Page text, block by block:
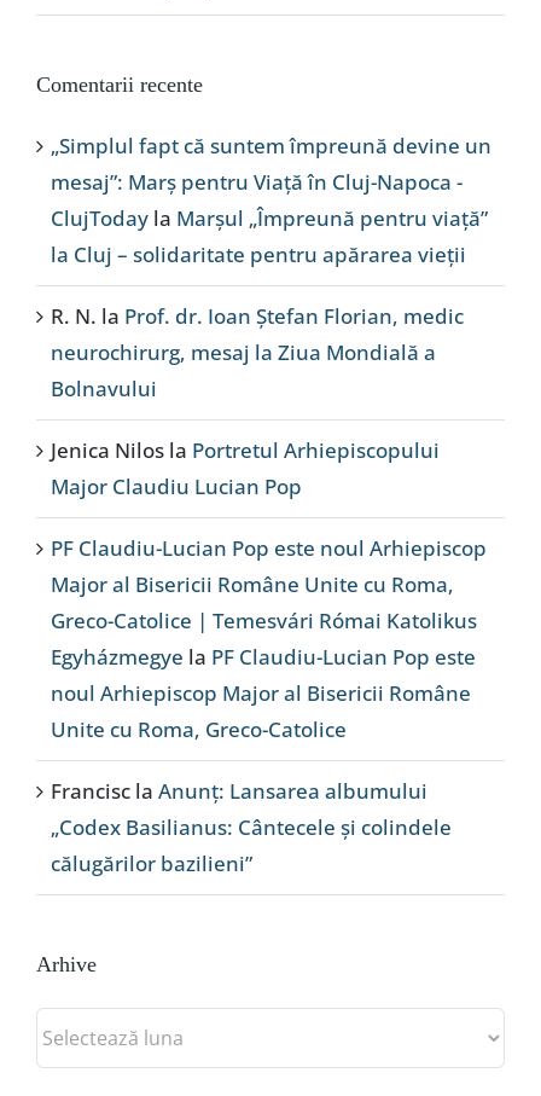
Comentarii recente
„Simplul fapt că suntem împreună devine un
mesaj”: Marș pentru Viață în Cluj-Napoca -
ClujToday la Marșul „Împreună pentru viață”
la Cluj – solidaritate pentru apărarea vieții
R. N. la Prof. dr. Ioan Ștefan Florian, medic
neurochirurg, mesaj la Ziua Mondială a
Bolnavului
Jenica Nilos la Portretul Arhiepiscopului
Major Claudiu Lucian Pop
PF Claudiu-Lucian Pop este noul Arhiepiscop
Major al Bisericii Române Unite cu Roma,
Greco-Catolice | Temesvári Római Katolikus
Egyházmegye la PF Claudiu-Lucian Pop este
noul Arhiepiscop Major al Bisericii Române
Unite cu Roma, Greco-Catolice
Francisc la Anunț: Lansarea albumului
„Codex Basilianus: Cântecele și colindele
călugărilor bazilieni”
Arhive
Arhive